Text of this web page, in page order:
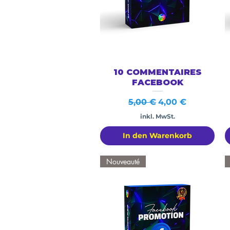
Schnellansicht
10 COMMENTAIRES
FACEBOOK
Standardpreis
5,00 € Sale-Preis
4,00 €
inkl. MwSt.
In den Warenkorb
Nouveauté